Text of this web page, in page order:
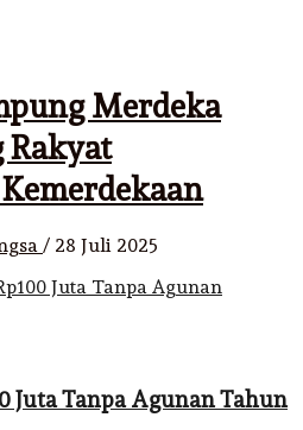
Merdeka
Rakyat
/ 28 Juli 2025
Juta Tanpa Agunan Tahun